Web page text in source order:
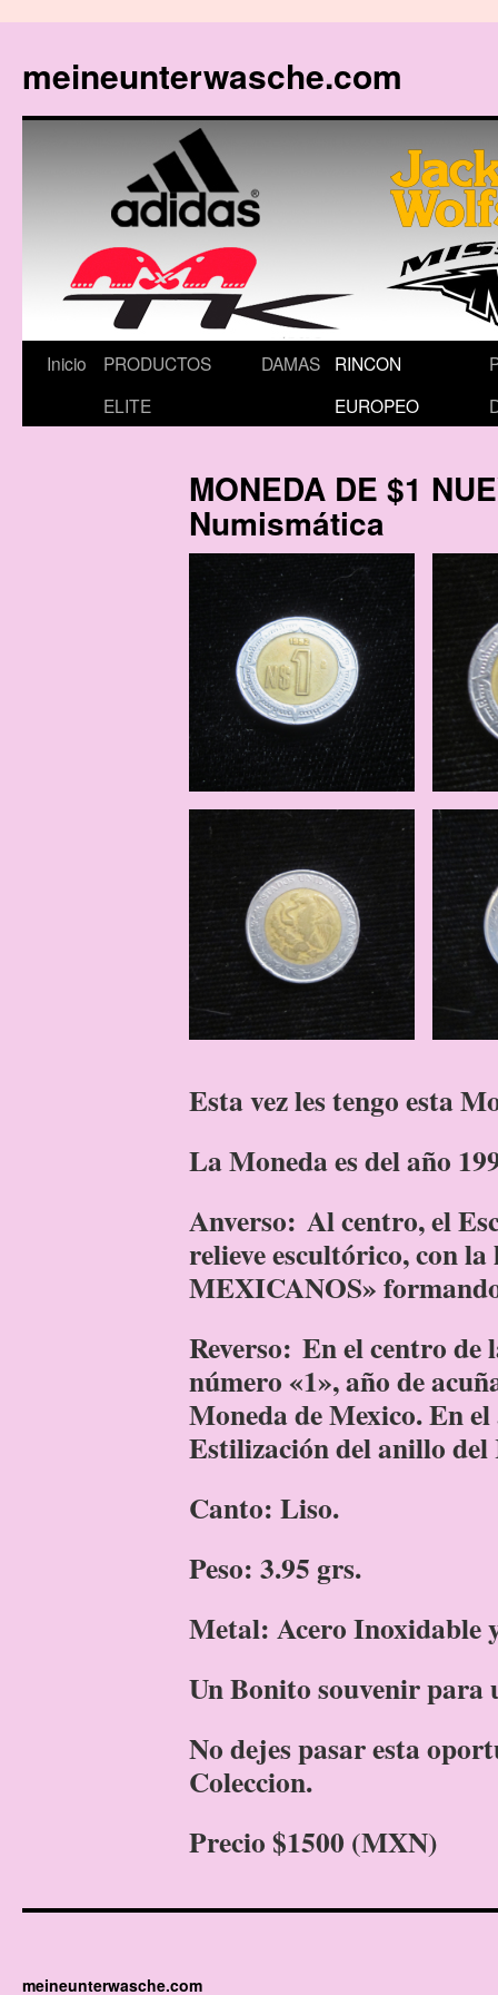
meineunterwasche.com
Saltar
Inicio
PRODUCTOS
ELITE
DAMAS
RINCON
EUROPEO
MONEDA DE $1
Numismática
Esta vez les tengo esta
La Moneda es del año
Anverso: Al centro, el
relieve escultórico, con
MEXICANOS»
Reverso: En el centro de
número «1», año de
Moneda de Mexico. En
Estilización del anillo del
Canto: Liso.
Peso: 3.95 grs.
Metal: Acero Inoxidable
Un Bonito souvenir para
No dejes pasar esta
Coleccion.
Precio $1500 (MXN)
meineunterwasche.com